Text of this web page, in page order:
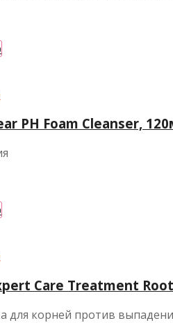
PH Foam Cleanser,
Care Treatment
для корней против